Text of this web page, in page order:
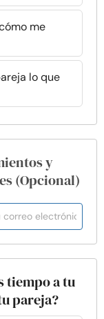
me
lo que
y
(Opcional)
tiempo a tu
pareja?